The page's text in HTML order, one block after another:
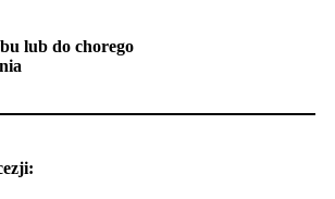
lub do chorego